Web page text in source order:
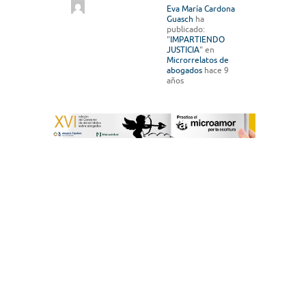
Eva María Cardona
Guasch ha
publicado:
"IMPARTIENDO
JUSTICIA" en
Microrrelatos de
abogados hace 9
años